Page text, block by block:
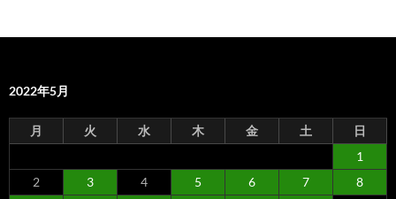
2022年5月
月 火 水 木 金 土
日
1
2
3 4 5 6 7
8